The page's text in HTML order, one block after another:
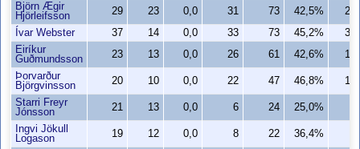
Björn Ægir
Hjörleifsson
29 23 0,0 31 73 42,5%
29
Ívar Webster
37 14 0,0 33 73 45,2%
32
Eiríkur
Guðmundsson
23 13 0,0 26 61 42,6%
17
Þorvarður
Björgvinsson
20 10 0,0 22 47 46,8%
15
Starri Freyr
Jónsson
21 13 0,0 6 24 25,0%
Ingvi Jökull
Logason
19 12 0,0 8 22 36,4%